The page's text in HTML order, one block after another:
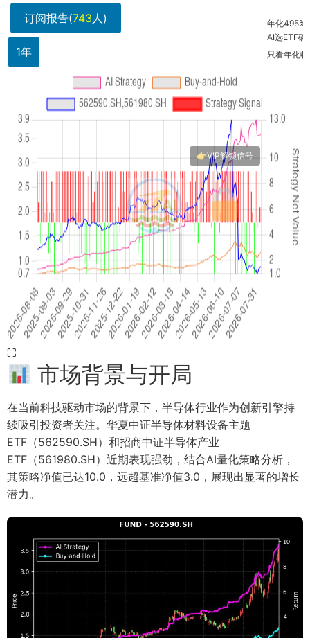
订阅报告(743人)
1年
⛶
年化495%？
AI选ETF确实
只看年化收益
市场背景与开局
在当前科技驱动市场的背景下，半导体行业作为创新引擎持
续吸引投资者关注。华夏中证半导体材料设备主题
ETF（562590.SH）和招商中证半导体产业
ETF（561980.SH）近期表现强劲，结合AI量化策略分析，
其策略净值已达10.0，远超基准净值3.0，展现出显著的增长
潜力。